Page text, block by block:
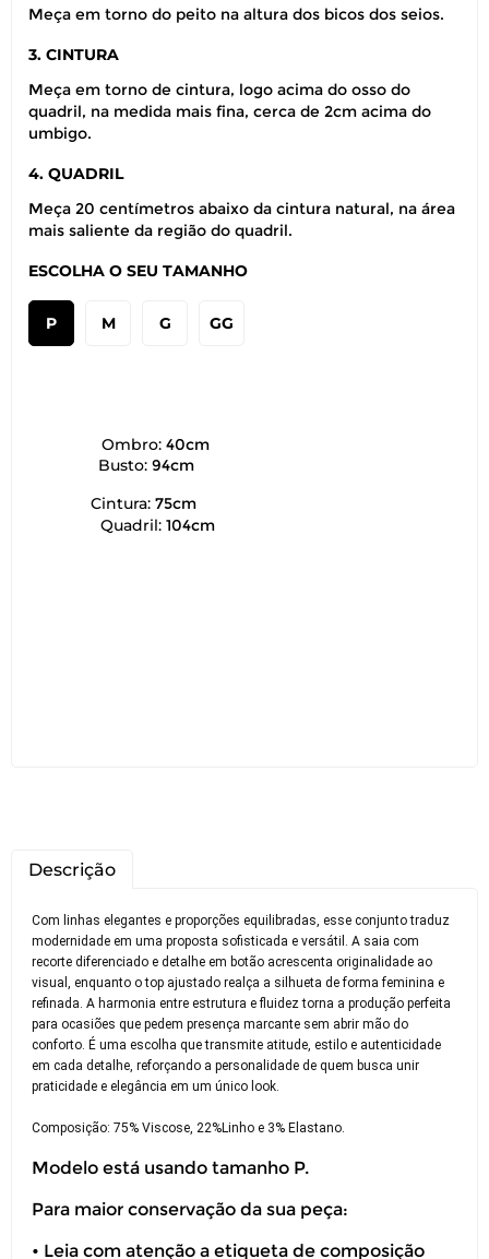
Meça em torno do peito na altura dos bicos dos seios.
3. CINTURA
Meça em torno de cintura, logo acima do osso do
quadril, na medida mais fina, cerca de 2cm acima do
umbigo.
4. QUADRIL
Meça 20 centímetros abaixo da cintura natural, na área
mais saliente da região do quadril.
ESCOLHA O SEU TAMANHO
P M G GG
Ombro: 40cm
Busto: 94cm
Cintura: 75cm
Quadril: 104cm
Descrição
Com linhas elegantes e proporções equilibradas, esse conjunto traduz
modernidade em uma proposta sofisticada e versátil. A saia com
recorte diferenciado e detalhe em botão acrescenta originalidade ao
visual, enquanto o top ajustado realça a silhueta de forma feminina e
refinada. A harmonia entre estrutura e fluidez torna a produção perfeita
para ocasiões que pedem presença marcante sem abrir mão do
conforto. É uma escolha que transmite atitude, estilo e autenticidade
em cada detalhe, reforçando a personalidade de quem busca unir
praticidade e elegância em um único look.
Composição: 75% Viscose, 22%Linho e 3% Elastano.
Modelo está usando tamanho P.
Para maior conservação da sua peça:
• Leia com atenção a etiqueta de composição